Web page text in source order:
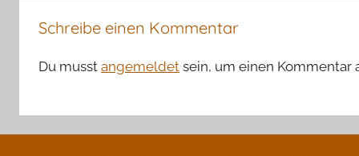
Schreibe einen Kommentar
Du musst angemeldet sein, um einen Kommentar